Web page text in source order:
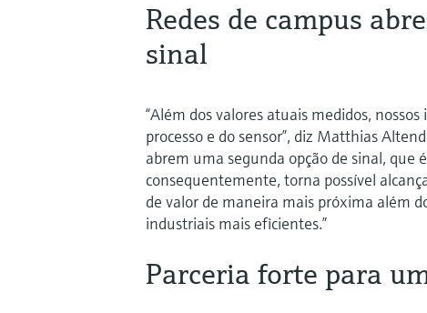
Redes de campus
sinal
“Além dos valores atuais medidos,
processo e do sensor”, diz Matthias
abrem uma segunda opção de sinal, que
consequentemente, torna possível
de valor de maneira mais próxima além
industriais mais eficientes.”
Parceria forte para